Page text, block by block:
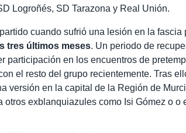
Logroñés, SD Tarazona y Real Unión.
cuando sufrió una lesión en la fascia
tres últimos meses. Un periodo de
participación en los encuentros de
el resto del grupo recientemente. Tras
versión en la capital de la Región de
otros exblanquiazules como Isi Gómez o o